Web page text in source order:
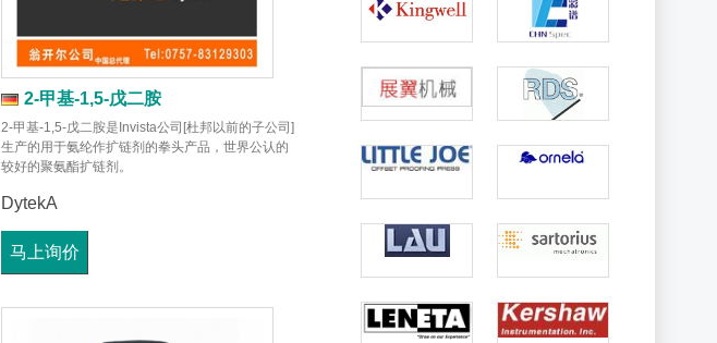
2-甲基-1,5-戊二胺
2-甲基-1,5-戊二胺是Invista公司[杜邦以前的子公司]
生产的用于氨纶作扩链剂的拳头产品，世界公认的
较好的聚氨酯扩链剂。
DytekA
马上询价